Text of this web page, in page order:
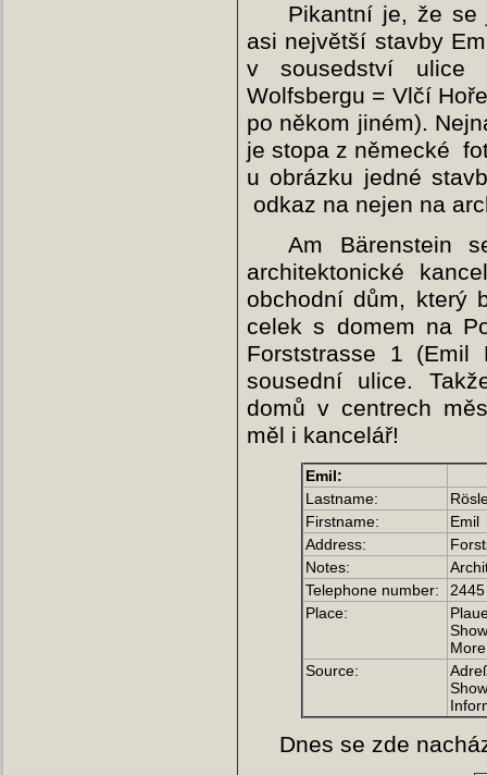
Pikantní je, že se
asi největší stavby
v sousedství ulice
Wolfsbergu = Vlčí
po někom jiném).
je stopa z německé
u obrázku jedné
odkaz na nejen na
Am Bärenstein
architektonické
obchodní dům, který
celek s domem na
Forststrasse 1
sousední ulice.
domů v centrech
měl i kancelář!
Emil:
Lastname:
Firstname:
Emil
Address:
Notes:
Telephone number:
2445
Place:
Source:
Dnes se zde